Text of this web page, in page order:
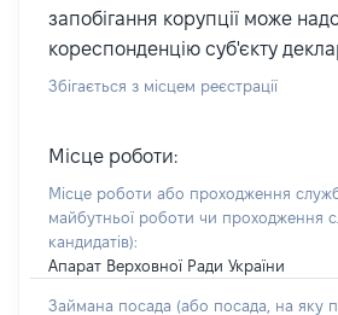
запобігання корупції може
кореспонденцію суб'єкту
Збігається з місцем реєстрації
Місце роботи:
Місце роботи або проходження
майбутньої роботи чи проходження
кандидатів):
Апарат Верховної Ради України
Займана посада (або посада, на яку